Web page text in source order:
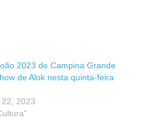
2023 de Campina Grande
de Alok nesta quinta-feira
22, 2023